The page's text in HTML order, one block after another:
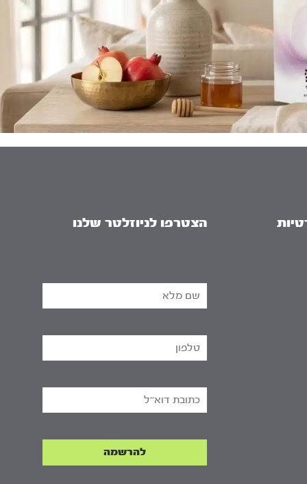
הצטרפו לניוזלטר שלנו